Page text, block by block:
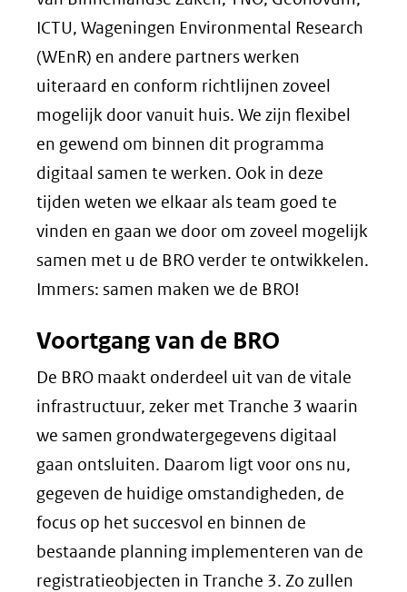
ICTU, Wageningen Environmental Research
(WEnR) en andere partners werken
uiteraard en conform richtlijnen zoveel
mogelijk door vanuit huis. We zijn flexibel
en gewend om binnen dit programma
digitaal samen te werken. Ook in deze
tijden weten we elkaar als team goed te
vinden en gaan we door om zoveel mogelijk
samen met u de BRO verder te ontwikkelen.
Immers: samen maken we de BRO!
Voortgang van de BRO
De BRO maakt onderdeel uit van de vitale
infrastructuur, zeker met Tranche 3 waarin
we samen grondwatergegevens digitaal
gaan ontsluiten. Daarom ligt voor ons nu,
gegeven de huidige omstandigheden, de
focus op het succesvol en binnen de
bestaande planning implementeren van de
registratieobjecten in Tranche 3. Zo zullen